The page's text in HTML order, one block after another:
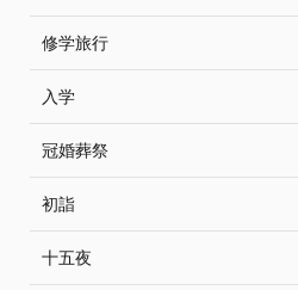
修学旅行
入学
冠婚葬祭
初詣
十五夜